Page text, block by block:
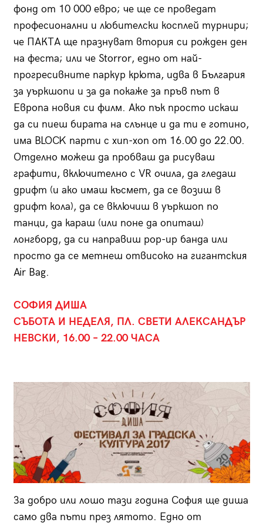
фонд от 10 000 евро; че ще се проведат
професионални и любителски косплей турнири;
че ПАКТА ще празнуват втория си рожден ден
на феста; или че Storror, едно от най-
прогресивните паркур крюта, идва в България
за уъркшопи и за да покаже за пръв път в
Европа новия си филм. Ако пък просто искаш
да си пиеш бирата на слънце и да ти е готино,
има BLOCK парти с хип-хоп от 16.00 до 22.00.
Отделно можеш да пробваш да рисуваш
графити, включително с VR очила, да гледаш
дрифт (и ако имаш късмет, да се возиш в
дрифт кола), да се включиш в уъркшоп по
танци, да караш (или поне да опиташ)
лонгборд, да си направиш pop-up банда или
просто да се метнеш отвисоко на гигантския
Air Bag.
СОФИЯ ДИША
СЪБОТА И НЕДЕЛЯ, ПЛ. СВЕТИ АЛЕКСАНДЪР
НЕВСКИ, 16.00 – 22.00 ЧАСА
За добро или лошо тази година София ще диша
само два пъти през лятото. Едно от